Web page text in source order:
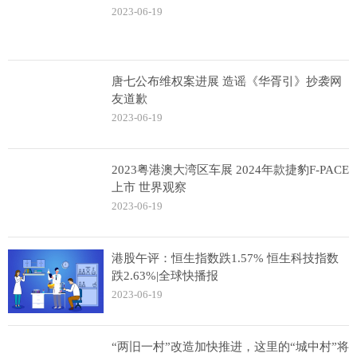
2023-06-19
唐七公布维权案进展 造谣《华胥引》抄袭网
友道歉
2023-06-19
2023粤港澳大湾区车展 2024年款捷豹F-PACE
上市 世界观察
2023-06-19
港股午评：恒生指数跌1.57% 恒生科技指数
跌2.63%|全球快播报
2023-06-19
“两旧一村”改造加快推进，这里的“城中村”将